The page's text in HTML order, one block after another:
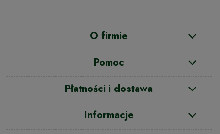
O firmie
Pomoc
Płatności i dostawa
Informacje